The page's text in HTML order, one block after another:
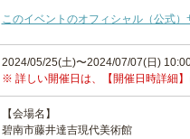
このイベントのオフィシャル（公式）
2024/05/25(土)〜2024/07/07(日)
※ 詳しい開催日は、【開催日時詳細】
【会場名】
碧南市藤井達吉現代美術館